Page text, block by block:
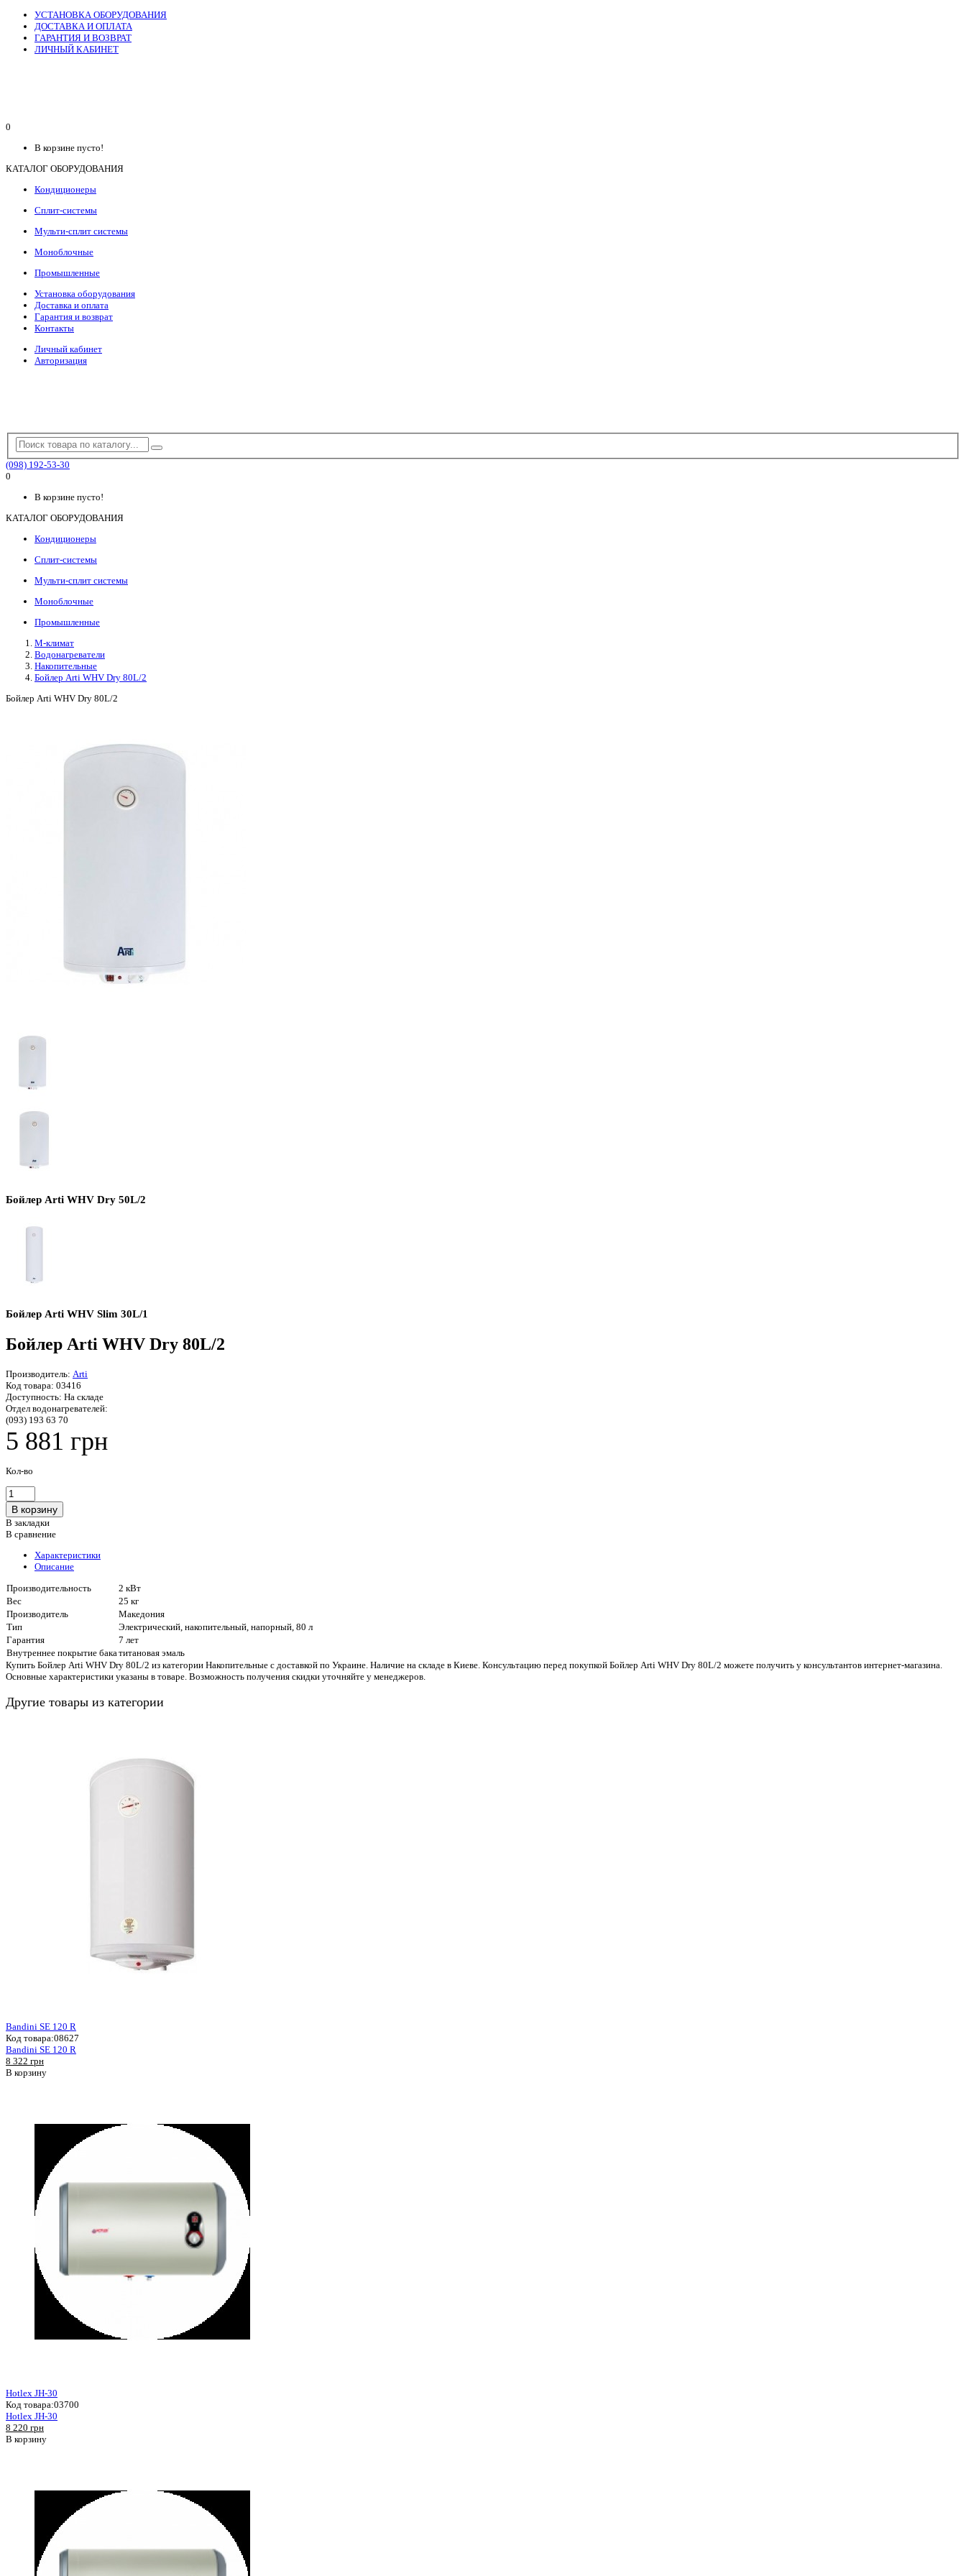
УСТАНОВКА ОБОРУДОВАНИЯ
ДОСТАВКА И ОПЛАТА
ГАРАНТИЯ И ВОЗВРАТ
ЛИЧНЫЙ КАБИНЕТ
0
В корзине пусто!
КАТАЛОГ ОБОРУДОВАНИЯ
Кондиционеры
Сплит-системы
Мульти-сплит системы
Моноблочные
Промышленные
Установка оборудования
Доставка и оплата
Гарантия и возврат
Контакты
Личный кабинет
Авторизация
(098) 192-53-30
0
В корзине пусто!
КАТАЛОГ ОБОРУДОВАНИЯ
Кондиционеры
Сплит-системы
Мульти-сплит системы
Моноблочные
Промышленные
М-климат
Водонагреватели
Накопительные
Бойлер Arti WHV Dry 80L/2
Бойлер Arti WHV Dry 80L/2
Бойлер Arti WHV Dry 50L/2
Бойлер Arti WHV Slim 30L/1
Бойлер Arti WHV Dry 80L/2
Производитель: Arti
Код товара: 03416
Доступность: На складе
Отдел водонагревателей:
(093) 193 63 70
5 881 грн
Кол-во
В закладки
В сравнение
Характеристики
Описание
Производительность
2 кВт
Вес
25 кг
Производитель
Македония
Тип
Электрический, накопительный, напорный, 80 л
Гарантия
7 лет
Внутреннее покрытие бака титановая эмаль
Купить Бойлер Arti WHV Dry 80L/2 из категории Накопительные с доставкой по Украине. Наличие на складе в Киеве. Консультацию перед покупкой Бойлер Arti WHV Dry 80L/2 можете получить у консультантов интернет-магазина.
Основные характеристики указаны в товаре. Возможность получения скидки уточняйте у менеджеров.
Другие товары из категории
Bandini SE 120 R
Код товара:08627
Bandini SE 120 R
8 322 грн
В корзину
Hotlex JH-30
Код товара:03700
Hotlex JH-30
8 220 грн
В корзину